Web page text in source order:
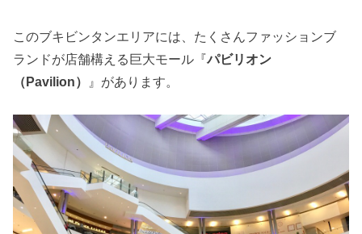
このブキビンタンエリアには、たくさんファッションブ
ランドが店舗構える巨大モール『パビリオン
（Pavilion）
』があります。